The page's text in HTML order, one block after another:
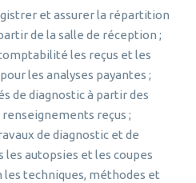
et assurer la répartition
de la salle de réception ;
les reçus et les
les analyses payantes ;
de diagnostic à partir des
reçus ;
de diagnostic et de
les autopsies et les coupes
les techniques, méthodes et